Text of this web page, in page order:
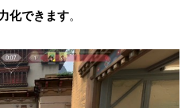
化できます。